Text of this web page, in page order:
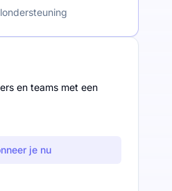
en teams met een
je nu